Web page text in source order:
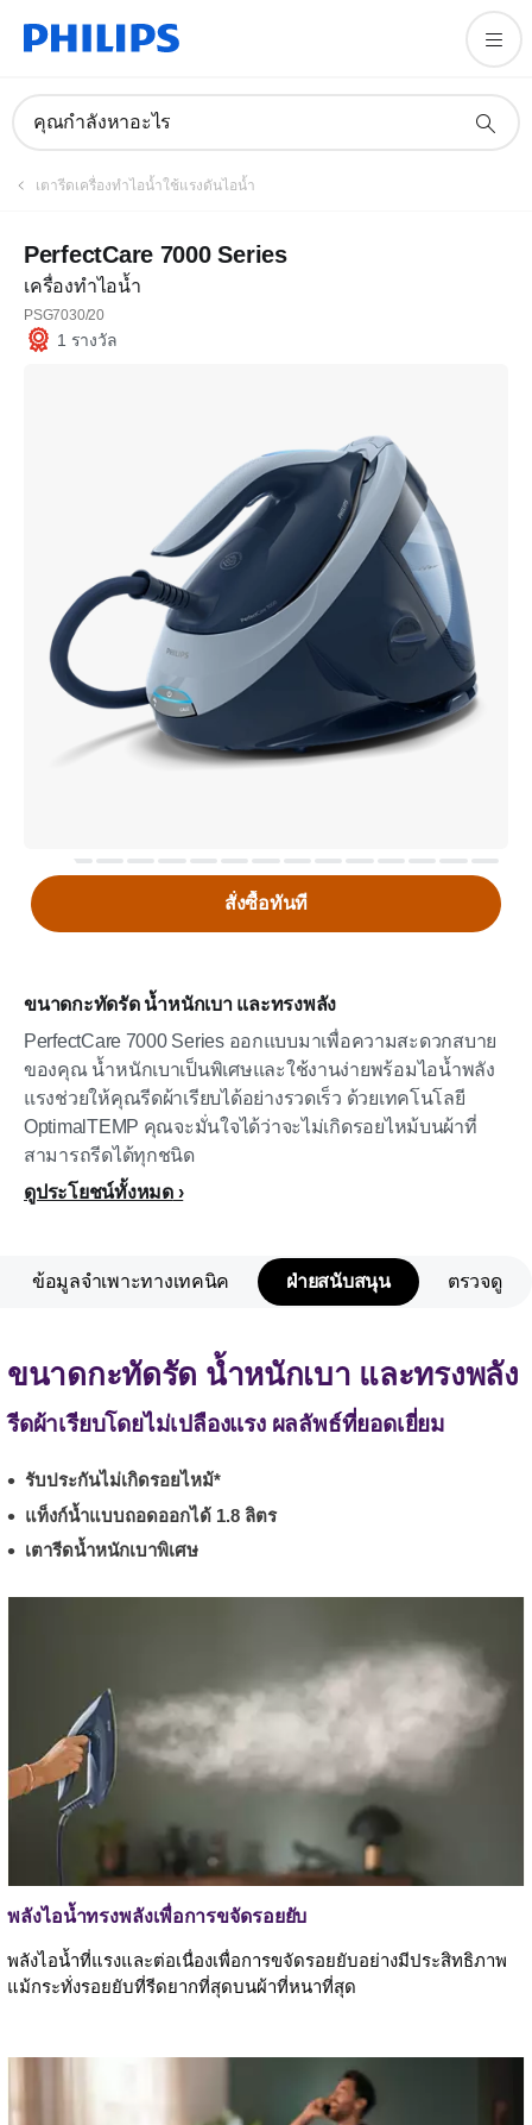
คุณกำลังหาอะไร
เตารีดเครื่องทำไอน้ำใช้แรงดันไอน้ำ
PerfectCare 7000 Series
เครื่องทำไอน้ำ
PSG7030/20
1 รางวัล
ขนาดกะทัดรัด น้ำหนักเบา และทรงพลัง
PerfectCare 7000 Series ออกแบบมาเพื่อความสะดวกสบาย
ของคุณ น้ำหนักเบาเป็นพิเศษและใช้งานง่ายพร้อมไอน้ำพลัง
แรงช่วยให้คุณรีดผ้าเรียบได้อย่างรวดเร็ว ด้วยเทคโนโลยี
OptimalTEMP คุณจะมั่นใจได้ว่าจะไม่เกิดรอยไหม้บนผ้าที่
สามารถรีดได้ทุกชนิด
ดูประโยชน์ทั้งหมด
สั่งซื้อทันที
ข้อมูลจำเพาะทางเทคนิค ฝ่ายสนับสนุน ตรวจดู
ขนาดกะทัดรัด น้ำหนักเบา และทรงพลัง
รีดผ้าเรียบโดยไม่เปลืองแรง ผลลัพธ์ที่ยอดเยี่ยม
รับประกันไม่เกิดรอยไหม้*
แท็งก์น้ำแบบถอดออกได้ 1.8 ลิตร
เตารีดน้ำหนักเบาพิเศษ
พลังไอน้ำทรงพลังเพื่อการขจัดรอยยับ
พลังไอน้ำที่แรงและต่อเนื่องเพื่อการขจัดรอยยับอย่างมีประสิทธิภาพ
แม้กระทั่งรอยยับที่รีดยากที่สุดบนผ้าที่หนาที่สุด